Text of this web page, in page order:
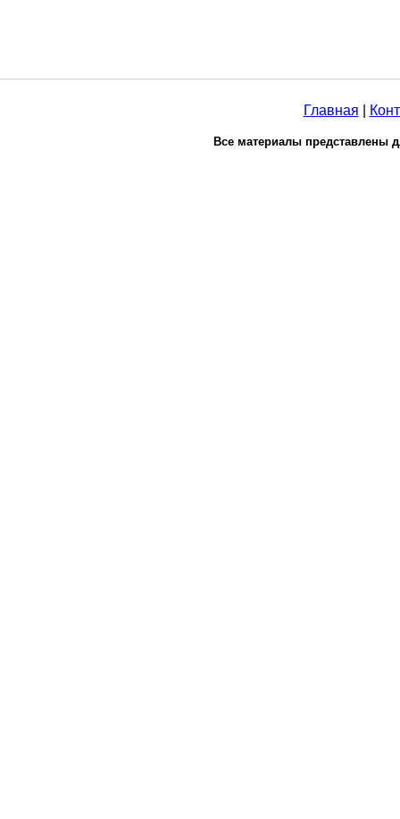
Главная
Все материалы представлены